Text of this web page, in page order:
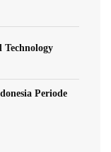
Technology
Periode